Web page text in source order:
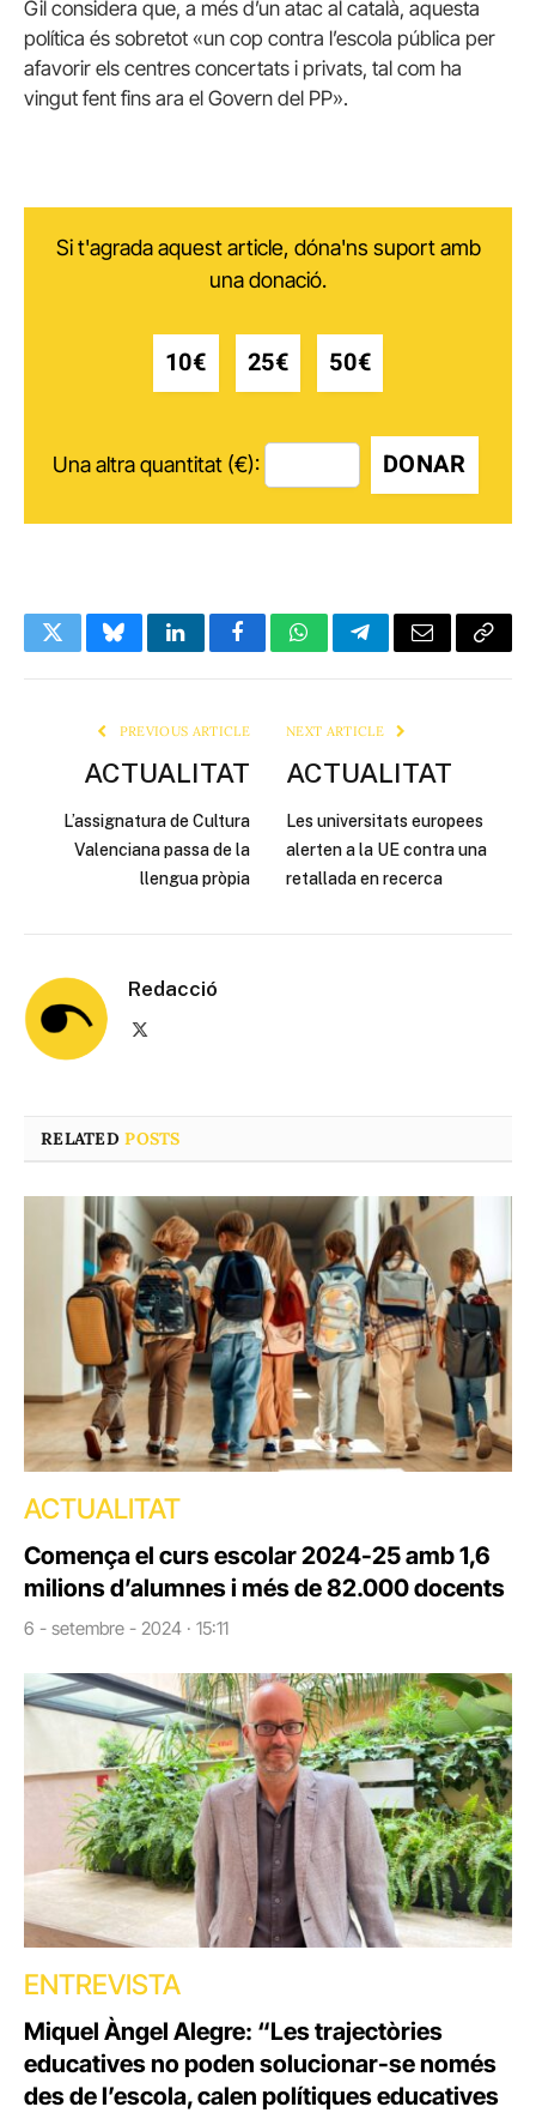
Gil considera que, a més d’un atac al català, aquesta
política és sobretot «un cop contra l’escola pública per
afavorir els centres concertats i privats, tal com ha
vingut fent fins ara el Govern del PP».
Si t'agrada aquest article, dóna'ns suport amb
una donació.
10€ 25€ 50€
Una altra quantitat (€): DONAR
TwitterBlueskyLinkedInFacebookWhatsAppTelegramEmail Copy
PREVIOUS ARTICLE
ACTUALITAT
L’assignatura de Cultura
Valenciana passa de la
llengua pròpia
NEXT ARTICLE
ACTUALITAT
Les universitats europees
alerten a la UE contra una
retallada en recerca
Redacció
RELATEDPOSTS
ACTUALITAT
Comença el curs escolar 2024-25 amb 1,6
milions d’alumnes i més de 82.000 docents
6 - setembre - 2024 · 15:11
ENTREVISTA
Miquel Àngel Alegre: “Les trajectòries
educatives no poden solucionar-se només
des de l’escola, calen polítiques educatives